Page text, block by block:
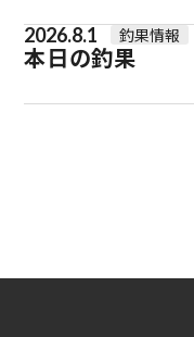
2026.8.1 釣果情報
本日の釣果